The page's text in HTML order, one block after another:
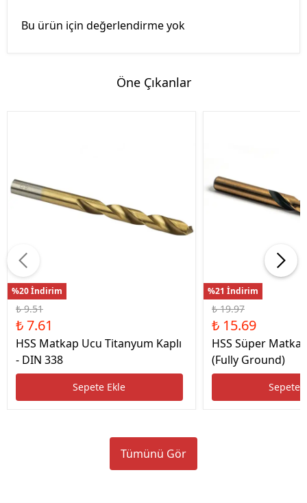
Bu ürün için değerlendirme yok
Öne Çıkanlar
%20 İndirim
₺ 9.51
₺ 7.61
HSS Matkap Ucu Titanyum Kaplı
- DIN 338
Sepete Ekle
%21 İndirim
₺ 19.97
₺ 15.69
HSS Süper
(Fully Ground)
Sepete
Tümünü Gör